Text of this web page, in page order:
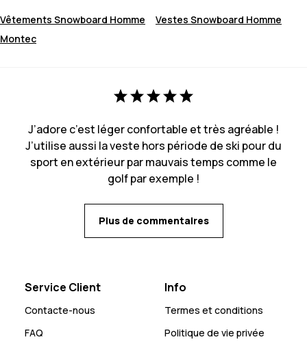
Vêtements Snowboard Homme
Vestes Snowboard Homme
Montec
J’adore c’est léger confortable et très agréable !
J’utilise aussi la veste hors période de ski pour du
sport en extérieur par mauvais temps comme le
golf par exemple !
Plus de commentaires
Service Client
Contacte-nous
FAQ
Info
Termes et conditions
Politique de vie privée